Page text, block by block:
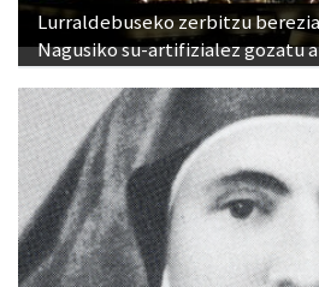
Lurraldebuseko zerbitzu
Nagusiko su-artifizialez gozatu